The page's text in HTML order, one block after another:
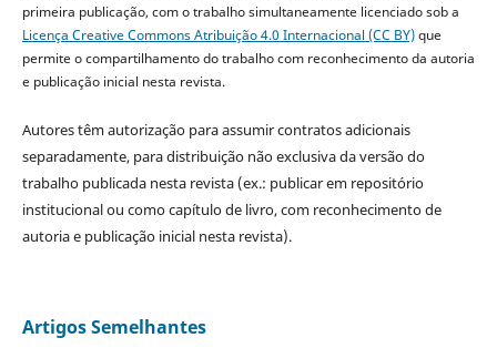
primeira publicação, com o trabalho simultaneamente licenciado sob a
Licença Creative Commons Atribuição 4.0 Internacional (CC BY)que
permite o compartilhamento do trabalho com reconhecimento da autoria
e publicação inicial nesta revista.
Autores têm autorização para assumir contratos adicionais
separadamente, para distribuição não exclusiva da versão do
trabalho publicada nesta revista (ex.: publicar em repositório
institucional ou como capítulo de livro, com reconhecimento de
autoria e publicação inicial nesta revista).
Artigos Semelhantes